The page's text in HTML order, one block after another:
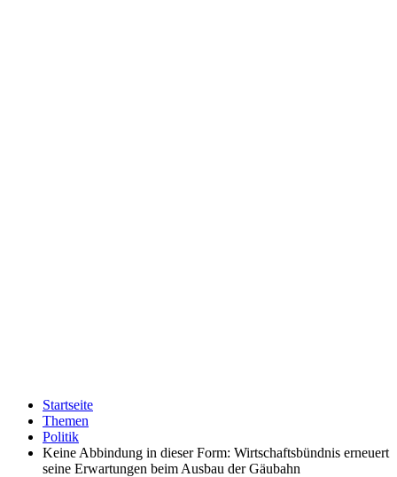
Startseite
Themen
Politik
Keine Abbindung in dieser Form: Wirtschaftsbündnis erneuert
seine Erwartungen beim Ausbau der Gäubahn